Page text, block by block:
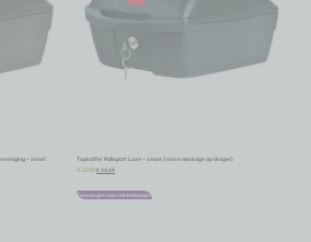
– zwart Topkoffer Polisport Luxe – zwart (vaste montage op drager)
€ 37,99 € 34,19
Toevoegen aan winkelwagen